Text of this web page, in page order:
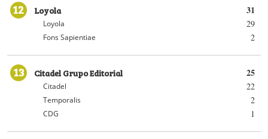
12 31
Loyola
29
Loyola
2
Fons Sapientiae
13 25
Citadel Grupo Editorial
22
Citadel
2
Temporalis
1
CDG